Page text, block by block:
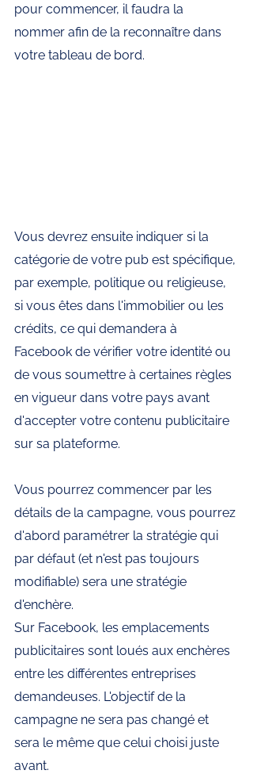
pour commencer, il faudra la
nommer afin de la reconnaître dans
votre tableau de bord.
Vous devrez ensuite indiquer si la
catégorie de votre pub est spécifique,
par exemple, politique ou religieuse,
si vous êtes dans l'immobilier ou les
crédits, ce qui demandera à
Facebook de vérifier votre identité ou
de vous soumettre à certaines règles
en vigueur dans votre pays avant
d'accepter votre contenu publicitaire
sur sa plateforme.
Vous pourrez commencer par les
détails de la campagne, vous pourrez
d'abord paramétrer la stratégie qui
par défaut (et n'est pas toujours
modifiable) sera une stratégie
d'enchère.
Sur Facebook, les emplacements
publicitaires sont loués aux enchères
entre les différentes entreprises
demandeuses. L'objectif de la
campagne ne sera pas changé et
sera le même que celui choisi juste
avant.